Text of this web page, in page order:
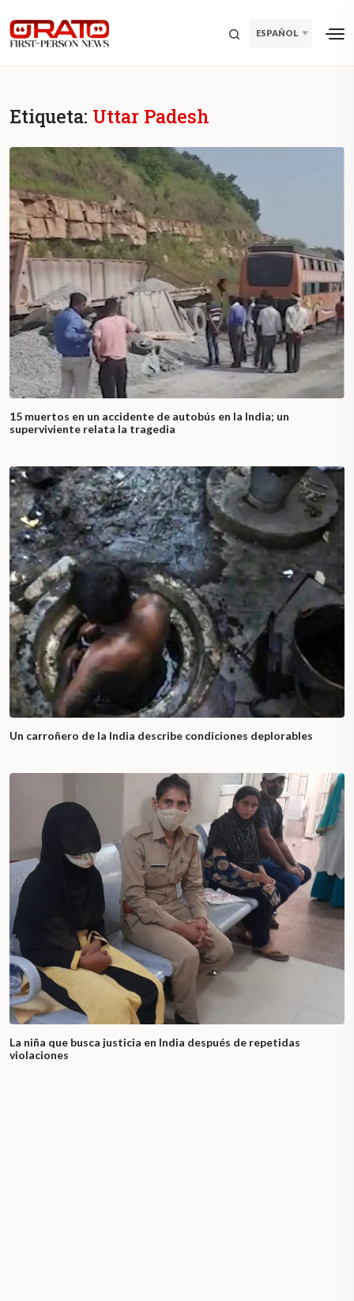
ESPAÑOL
Etiqueta: Uttar Padesh
15 muertos en un accidente de autobús en la India; un
superviviente relata la tragedia
Un carroñero de la India describe condiciones deplorables
La niña que busca justicia en India después de repetidas
violaciones